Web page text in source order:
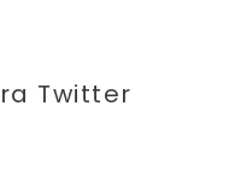
Twitter